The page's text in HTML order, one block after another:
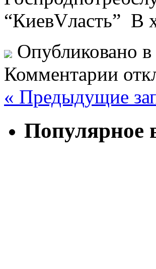
“КиевVласть” В
Опубликовано
Комментарии
« Предыдущие
Популярное